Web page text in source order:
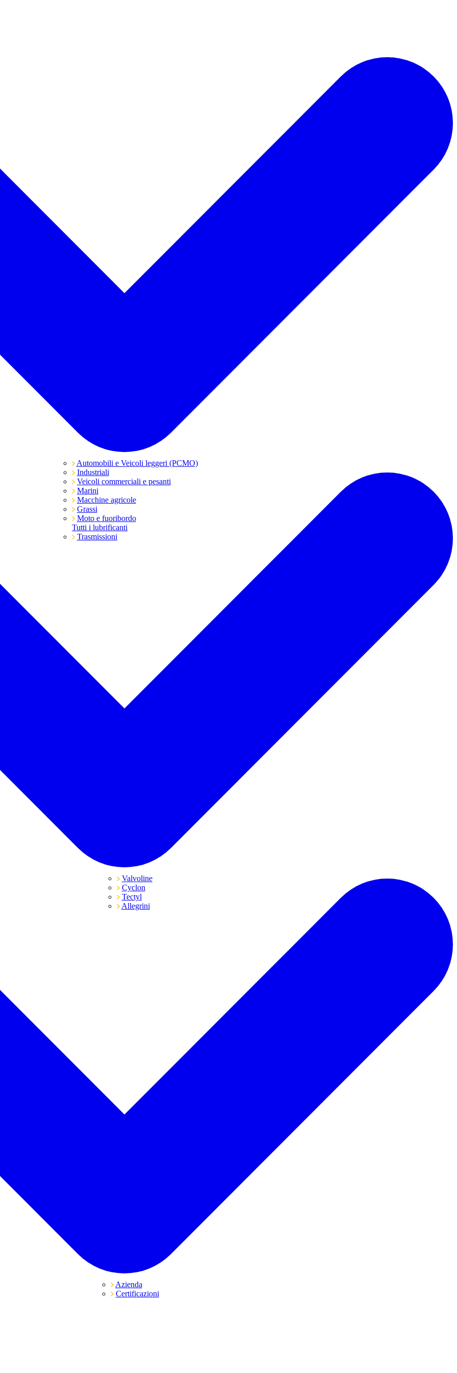
Automobili e Veicoli leggeri (PCMO)
Industriali
Veicoli commerciali e pesanti
Marini
Macchine agricole
Grassi
Moto e fuoribordo
Tutti i lubrificanti
Trasmissioni
Valvoline
Cyclon
Tectyl
Allegrini
Azienda
Certificazioni